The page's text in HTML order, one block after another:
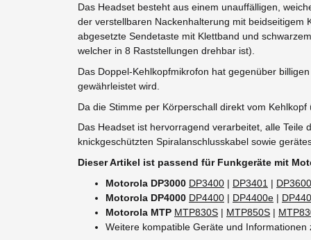
Das Headset besteht aus einem unauffälligen,
der verstellbaren Nackenhalterung mit
abgesetzte Sendetaste mit Klettband und
welcher in 8 Raststellungen drehbar ist).
Das Doppel-Kehlkopfmikrofon hat gegenüber
gewährleistet wird.
Da die Stimme per Körperschall direkt vom
Das Headset ist hervorragend verarbeitet, alle
knickgeschützten Spiralanschlusskabel sowie
Dieser Artikel ist passend für Funkgeräte mit
Motorola DP3000 DP3400 | DP3401 | DP3600
Motorola DP4000 DP4400 | DP4400e |
Motorola MTP MTP830S | MTP850S |
Weitere kompatible Geräte und